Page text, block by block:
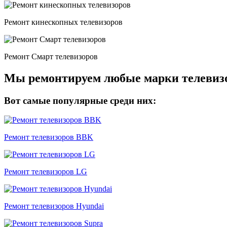
Ремонт кинескопных телевизоров
Ремонт Смарт телевизоров
Мы ремонтируем любые марки
Вот самые популярные среди них:
Ремонт телевизоров BBK
Ремонт телевизоров LG
Ремонт телевизоров Hyundai